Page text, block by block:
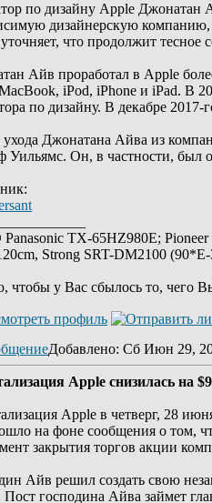
по дизайну Apple Джонатан
дизайнерскую компанию,
что продолжит
Айв проработал в Apple
iPod, iPhone и iPad. В
по дизайну. В декабре
Джонатана Айва из
Он, в частности, был
TX-65HZ980E;
Strong SRT-DM2100
чтобы у Вас сбылось то, чего
Добавлено: Сб Июн 29,
Apple снизилась на
Apple в четверг, 28
на фоне сообщения о том,
закрытия торгов акции
Айв решил создать свою
Пост господина Айва займет